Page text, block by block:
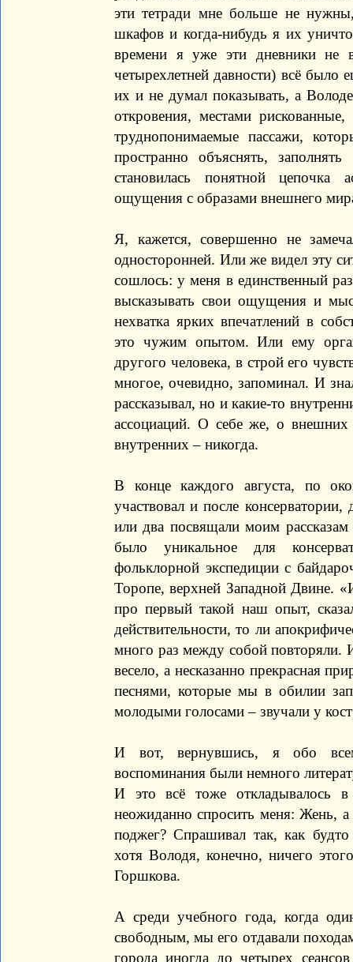
эти тетради мне больше не
шкафов и когда-нибудь я их
времени я уже эти дневники не
четырехлетней давности) всё
их и не думал показывать, а
откровения, местами
труднопонимаемые пассажи,
пространно объяснять,
становилась понятной цепочка
ощущения с образами внешнего
Я, кажется, совершенно не
односторонней. Или же видел эту
сошлось: у меня в единственный
высказывать свои ощущения и
нехватка ярких впечатлений в
это чужим опытом. Или ему
другого человека, в строй его
многое, очевидно, запоминал. И
рассказывал, но и какие-то
ассоциаций. О себе же, о
внутренних – никогда.
В конце каждого августа, по
участвовал и после
или два посвящали моим
было уникальное для
фольклорной экспедиции с
Торопе, верхней Западной Двине.
про первый такой наш опыт,
действительности, то ли
много раз между собой повторяли.
весело, а несказанно прекрасная
песнями, которые мы в обилии
молодыми голосами – звучали у
И вот, вернувшись, я обо
воспоминания были немного
И это всё тоже откладывалось
неожиданно спросить меня: Жень,
поджег? Спрашивал так, как
хотя Володя, конечно, ничего
Горшкова.
А среди учебного года, когда
свободным, мы его отдавали
города иногда до четырех